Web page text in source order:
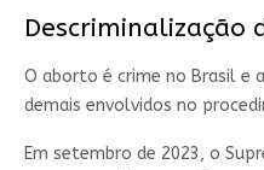
Descriminalização
O aborto é crime no Brasil e
demais envolvidos no
Em setembro de 2023, o